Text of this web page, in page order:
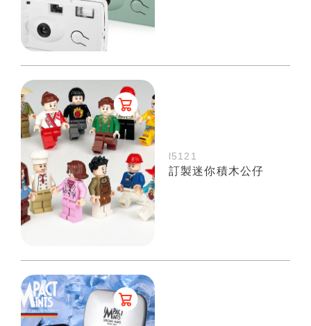
l5121
訂製迷你積木公仔